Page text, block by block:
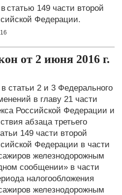
статью 149 части второй
Федерации.
от 2 июня 2016 г.
статьи 2 и 3 Федерального
в главу 21 части
Российской Федерации и
абзаца третьего
149 части второй
Федерации в части
железнодорожным
сообщении» в части
налогообложения
железнодорожным